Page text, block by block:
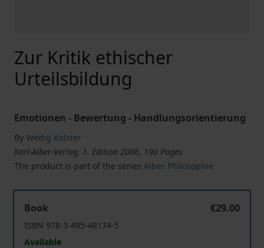
Zur Kritik ethischer
Urteilsbildung
Emotionen - Bewertung - Handlungsorientierung
By Wedig Kolster
Karl-Alber-Verlag, 1. Edition 2006, 190 Pages
The product is part of the series Alber Philosophie
Book
€29.00
ISBN 978-3-495-48174-5
Available